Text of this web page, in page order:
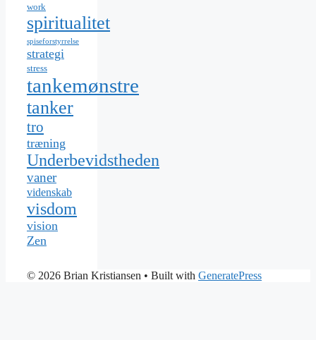
work
spiritualitet
spiseforstyrrelse
strategi
stress
tankemønstre
tanker
tro
træning
Underbevidstheden
vaner
videnskab
visdom
vision
Zen
© 2026 Brian Kristiansen • Built with GeneratePress